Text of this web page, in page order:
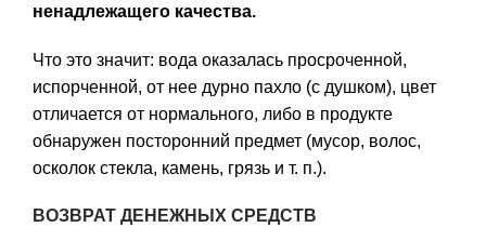
ненадлежащего качества.
Что это значит: вода оказалась просроченной,
испорченной, от нее дурно пахло (с душком), цвет
отличается от нормального, либо в продукте
обнаружен посторонний предмет (мусор, волос,
осколок стекла, камень, грязь и т. п.).
ВОЗВРАТ ДЕНЕЖНЫХ СРЕДСТВ